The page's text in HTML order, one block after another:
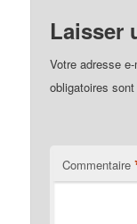
Laisser
Votre adresse
obligatoires
Commentaire